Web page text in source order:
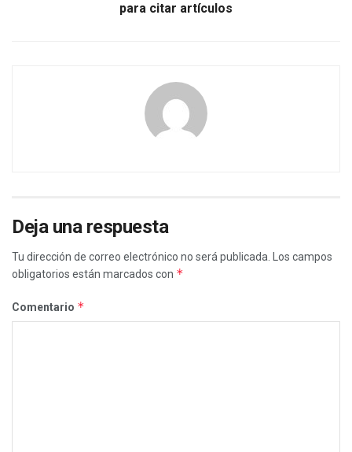
para citar artículos
Deja una respuesta
Tu dirección de correo electrónico no será publicada. Los campos
obligatorios están marcados con *
Comentario *